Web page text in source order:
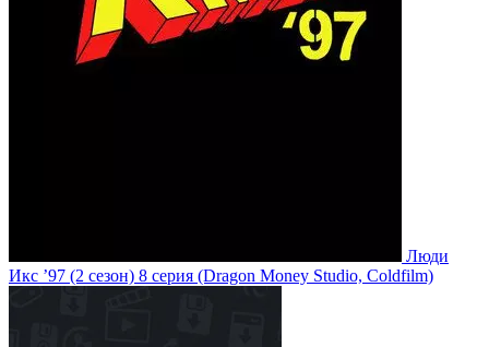
Люди
Икс ’97 (2 сезон) 8 серия (Dragon Money Studio, Coldfilm)